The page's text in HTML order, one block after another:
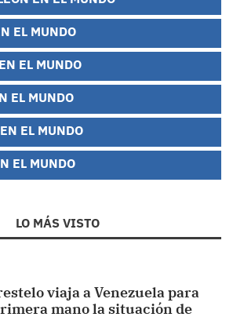
EL MUNDO
EL MUNDO
EL MUNDO
EL MUNDO
EL MUNDO
LO MÁS VISTO
viaja a Venezuela para
mano la situación de